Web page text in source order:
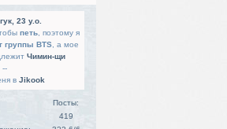
23 y.o.
петь , поэтому я
группы BTS , а мое
Чимин-щи
--
в Jikook
Посты:
419